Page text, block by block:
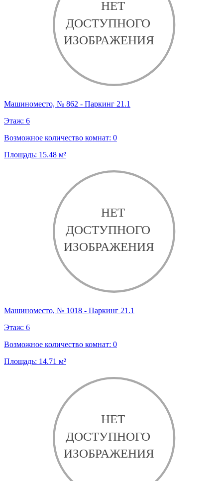
Машиноместо, № 862 - Паркинг 21.1
Этаж: 6
Возможное количество комнат: 0
Площадь: 15.48 м²
Машиноместо, № 1018 - Паркинг 21.1
Этаж: 6
Возможное количество комнат: 0
Площадь: 14.71 м²